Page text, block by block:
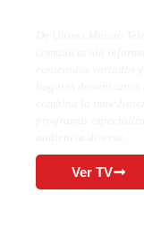
Ver TV